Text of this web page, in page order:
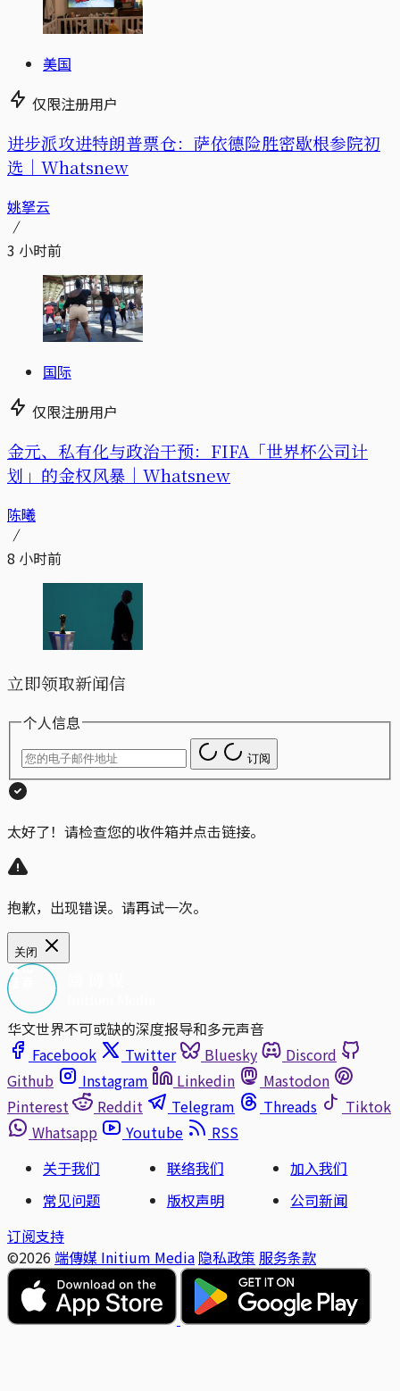
美国
仅限注册用户
进步派攻进特朗普票仓：萨依德险胜密歇根参院初
选｜Whatsnew
姚拏云
3 小时前
国际
仅限注册用户
金元、私有化与政治干预：FIFA「世界杯公司计
划」的金权风暴｜Whatsnew
陈曦
8 小时前
立即领取新闻信
个人信息
订阅
太好了！请检查您的收件箱并点击链接。
抱歉，出现错误。请再试一次。
关闭
华文世界不可或缺的深度报导和多元声音
Facebook
Twitter Bluesky
Discord
Github
Instagram Linkedin
Mastodon
Pinterest
Reddit Telegram Threads
Tiktok
Whatsapp
Youtube
RSS
关于我们
联络我们
加入我们
常见问题
版权声明
公司新闻
订阅支持
©2026 端傳媒 Initium Media 隐私政策 服务条款